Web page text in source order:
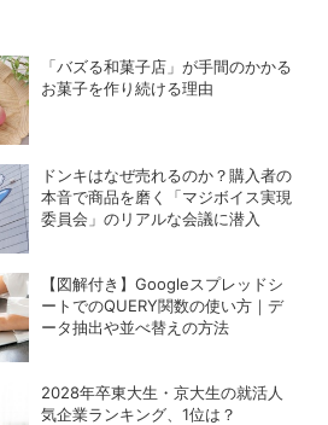
「バズる和菓子店」が手間のかかる
お菓子を作り続ける理由
ドンキはなぜ売れるのか？購入者の
本音で商品を磨く「マジボイス実現
委員会」のリアルな会議に潜入
【図解付き】Googleスプレッドシ
ートでのQUERY関数の使い方｜デ
ータ抽出や並べ替えの方法
2028年卒東大生・京大生の就活人
気企業ランキング、1位は？